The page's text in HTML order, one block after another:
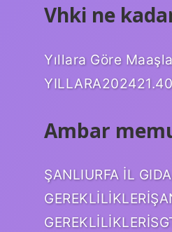
Vhki ne
Yıllara Göre
Ambar
ŞANLIURFA İL